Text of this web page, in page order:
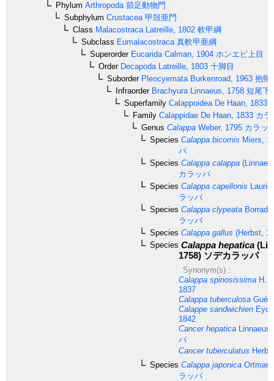
Phylum Arthropoda 節足動物門
Subphylum Crustacea 甲殻亜門
Class Malacostraca Latreille, 1802 軟甲綱
Subclass Eumalacostraca 真軟甲亜綱
SuperorderEucarida Calman, 1904 ホンエビ上目
OrderDecapoda Latreille, 1803 十脚目
SuborderPleocyemata Burkenroad, 1963 抱卵
InfraorderBrachyura Linnaeus, 1758 短尾下
Superfamily Calappoidea De Haan, 1833
Family Calappidae De Haan, 1833 カラ
Genus Calappa Weber, 1795 カラッ
Species Calappa bicornis Miers,
パ
Species Calappa calappa
カラッパ
Species Calappa capellonis
ラッパ
Species Calappa clypeata
ラッパ
Species Calappa gallus (Herbst,
Species Calappa hepatica
1758) ソデカラッパ
Synonym(s) :
Calappa spinosissima H.
1837
Calappa tuberculosa
Calappe sandwichien
1842
Cancer hepatica
パ
Cancer tuberculatus
Species Calappa japonica
ラッパ